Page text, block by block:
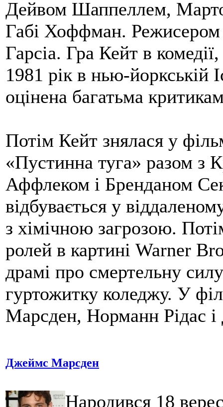
Дейвом Шаппеллем,
Габі Хоффман. Режисером
Гарсіа. Гра Кейт в
1981 рік в нью-йоркській
оцінена багатьма
Потім Кейт знялася у
«Пустинна туга» разом з
Аффлеком і Бренданом
відбувається у
з хімічною загрозою.
ролей в картині Warner
драмі про смертельну
гуртожитку коледжу. У
Марсден, Норманн Рідас
Джеймс Марсден
Народився 18